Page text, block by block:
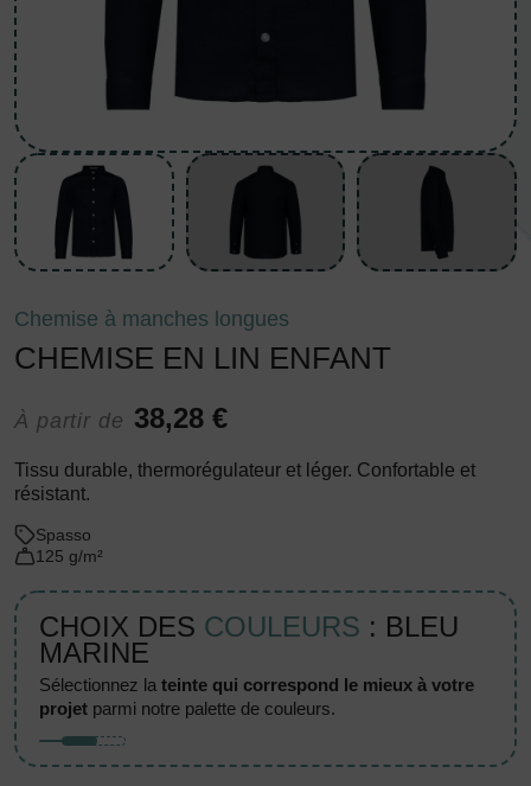
Chemise à manches longues
CHEMISE EN LIN ENFANT
À partir de 38,28 €
Tissu durable, thermorégulateur et léger. Confortable et
résistant.
Spasso
125 g/m²
CHOIX DES COULEURS : BLEU
MARINE
sélectionnez lateinte qui correspond le mieux à votre
projet parmi notre palette de couleurs.